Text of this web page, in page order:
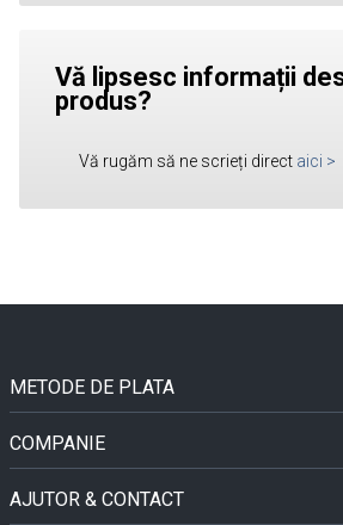
Vă lipsesc informații
produs?
Vă rugăm să ne scrieți direct aici >
METODE DE PLATA
COMPANIE
AJUTOR & CONTACT